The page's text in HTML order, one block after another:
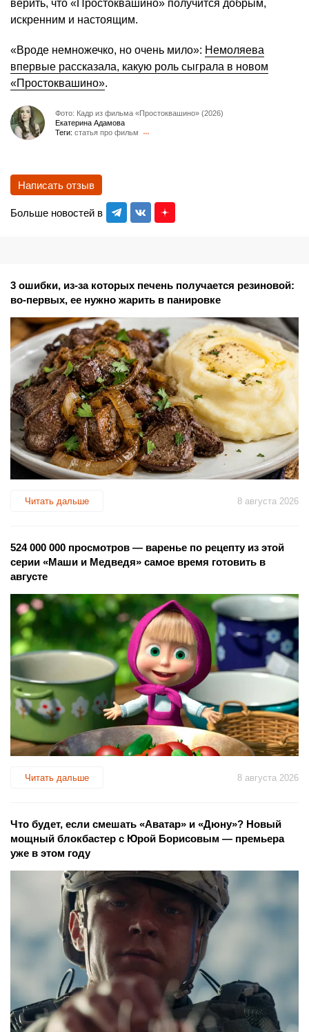
верить, что «Простоквашино» получится добрым,
искренним и настоящим.
«Вроде немножечко, но очень мило»: Немоляева
впервые рассказала, какую роль сыграла в новом
«Простоквашино».
Фото: Кадр из фильма «Простоквашино» (2026)
Екатерина Адамова
Теги: статья про фильм
Больше новостей в
Написать отзыв
3 ошибки, из-за которых печень получается резиновой:
во-первых, ее нужно жарить в панировке
Читать дальше 8 августа 2026
524 000 000 просмотров — варенье по рецепту из этой
серии «Маши и Медведя» самое время готовить в
августе
Читать дальше 8 августа 2026
Что будет, если смешать «Аватар» и «Дюну»? Новый
мощный блокбастер с Юрой Борисовым — премьера
уже в этом году